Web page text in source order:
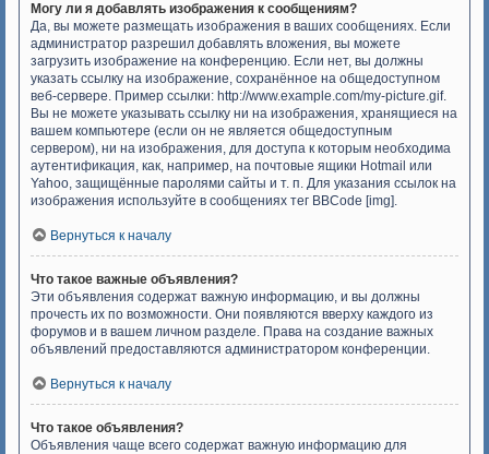
Могу ли я добавлять изображения к сообщениям?
Да, вы можете размещать изображения в ваших сообщениях. Если
администратор разрешил добавлять вложения, вы можете
загрузить изображение на конференцию. Если нет, вы должны
указать ссылку на изображение, сохранённое на общедоступном
веб-сервере. Пример ссылки: http://www.example.com/my-picture.gif.
Вы не можете указывать ссылку ни на изображения, хранящиеся на
вашем компьютере (если он не является общедоступным
сервером), ни на изображения, для доступа к которым необходима
аутентификация, как, например, на почтовые ящики Hotmail или
Yahoo, защищённые паролями сайты и т. п. Для указания ссылок на
изображения используйте в сообщениях тег BBCode [img].
Вернуться к началу
Что такое важные объявления?
Эти объявления содержат важную информацию, и вы должны
прочесть их по возможности. Они появляются вверху каждого из
форумов и в вашем личном разделе. Права на создание важных
объявлений предоставляются администратором конференции.
Вернуться к началу
Что такое объявления?
Объявления чаще всего содержат важную информацию для